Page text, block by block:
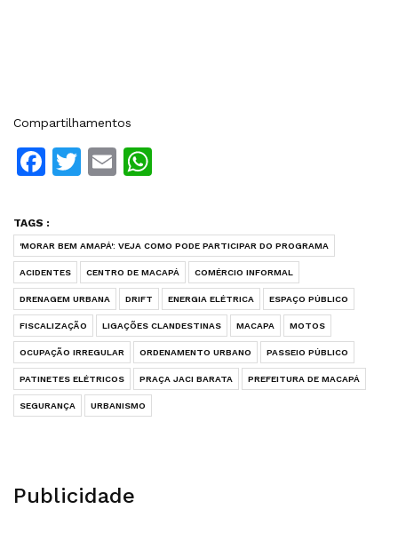
Compartilhamentos
Facebook
Twitter
Email
TAGS :
'MORAR BEM AMAPÁ': VEJA COMO PODE PARTICIPAR DO PROGRAMA
ACIDENTES CENTRO DE MACAPÁ COMÉRCIO INFORMAL
DRENAGEM URBANA DRIFT ENERGIA ELÉTRICA ESPAÇO PÚBLICO
FISCALIZAÇÃO LIGAÇÕES CLANDESTINAS MACAPA MOTOS
OCUPAÇÃO IRREGULAR ORDENAMENTO URBANO PASSEIO PÚBLICO
PATINETES ELÉTRICOS PRAÇA JACI BARATA PREFEITURA DE MACAPÁ
SEGURANÇA URBANISMO
Publicidade